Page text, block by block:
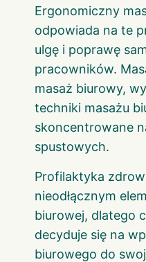
Ergonomiczny
odpowiada na te
ulgę i poprawę
pracowników.
masaż biurowy,
techniki masażu
skoncentrowane
spustowych.
Profilaktyka
nieodłącznym
biurowej, dlatego
decyduje się na
biurowego do